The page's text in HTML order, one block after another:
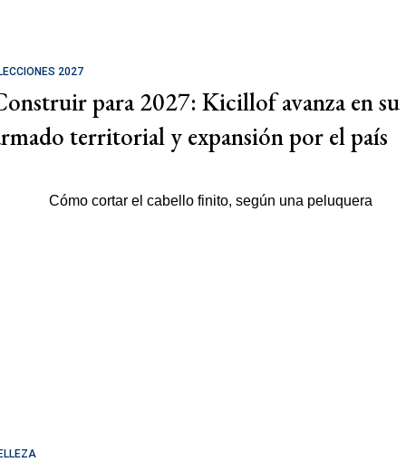
2027
para 2027: Kicillof avanza en su
territorial y expansión por el país